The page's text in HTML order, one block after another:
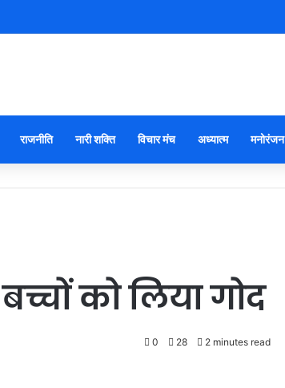
राजनीति नारी शक्ति विचार मंच अध्यात्म मनोरंजन
को लिया गोद
0 28 2 minutes read